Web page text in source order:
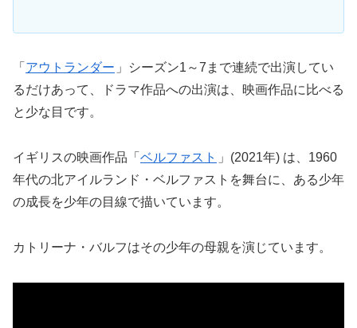
「 アウトランダー 」シーズン1～7まで連続で出演してい
るだけあって、ドラマ作品への出演は、映画作品に比べる
と少な目です。
イギリスの映画作品「 ベルファスト
」(2021年) は、1960
年代の北アイルランド・ベルファストを舞台に、ある少年
の成長を少年の目線で描いています。
カトリーナ・バルフはその少年の母親を演じています。